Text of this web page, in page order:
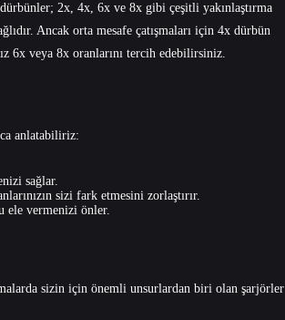
2x, 4x, 6x ve 8x gibi çeşitli yakınlaştırma
Ancak orta mesafe çatışmaları için 4x dürbün
6x veya 8x oranlarını tercih edebilirsiniz.
anlatabiliriz:
sağlar.
sizi fark etmesini zorlaştırır.
ele vermenizi önler.
sizin için önemli unsurlardan biri olan şarjörler